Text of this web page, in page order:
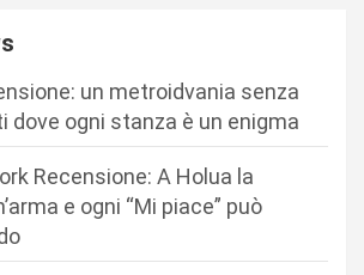
un metroidvania senza
ogni stanza è un enigma
Recensione: A Holua la
e ogni “Mi piace” può